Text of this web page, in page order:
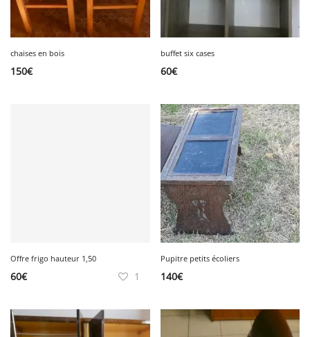
chaises en bois
150€
buffet six cases
60€
Offre frigo hauteur 1,50
60€ 1
Pupitre petits écoliers
140€